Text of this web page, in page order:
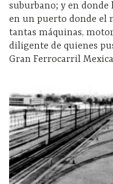
suburbano; y en donde
en un puerto donde el
tantas máquinas,
diligente de quienes
Gran Ferrocarril